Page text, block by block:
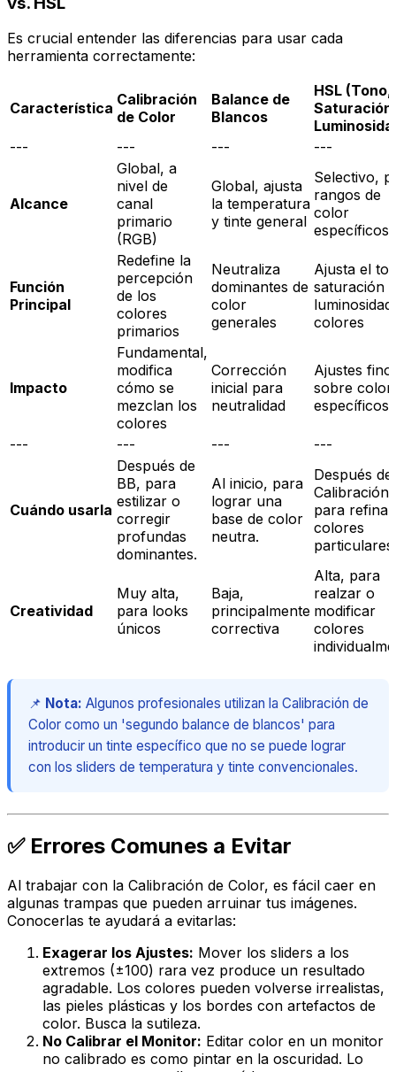
Es crucial entender las diferencias para usar cada
herramienta correctamente:
Característica Calibración
de Color
Balance de
Blancos
HSL (Tono,
Saturación,
---
--- --- ---
Alcance
Global, a
nivel de
canal
primario
(RGB)
Global, ajusta
la temperatura
y tinte general
Selectivo,
rangos de
color
específicos
Función
Principal
Redefine la
percepción
de los
colores
primarios
Neutraliza
dominantes de
color
generales
Ajusta el
saturación
luminosidad
colores
Impacto
Fundamental,
modifica
cómo se
mezclan los
colores
Corrección
inicial para
neutralidad
Ajustes
sobre
específicos
--- --- --- ---
Cuándo usarla
Después de
BB, para
estilizar o
corregir
profundas
dominantes.
Al inicio, para
lograr una
base de color
neutra.
Después de
Calibración,
para refinar
colores
particulares.
Creatividad
Muy alta,
para looks
únicos
Baja,
principalmente
correctiva
Alta, para
realzar o
modificar
colores
📌 Nota: Algunos profesionales utilizan la Calibración de
Color como un 'segundo balance de blancos' para
introducir un tinte específico que no se puede lograr
con los sliders de temperatura y tinte convencionales.
✅ Errores Comunes a Evitar
Al trabajar con la Calibración de Color, es fácil caer en
algunas trampas que pueden arruinar tus imágenes.
Conocerlas te ayudará a evitarlas:
Exagerar los Ajustes: Mover los sliders a los
extremos (±100) rara vez produce un resultado
agradable. Los colores pueden volverse irrealistas,
las pieles plásticas y los bordes con artefactos de
color. Busca la sutileza.
No Calibrar el Monitor: Editar color en un monitor
no calibrado es como pintar en la oscuridad. Lo